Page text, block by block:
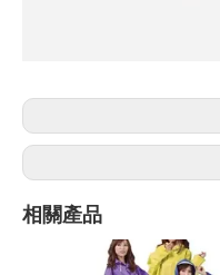
相關產品